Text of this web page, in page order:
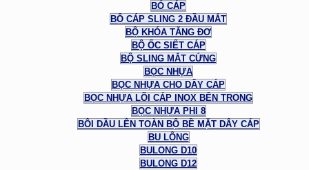
BÓ CÁP
BỘ CÁP SLING 2 ĐẦU MẮT
BỘ KHÓA TĂNG ĐƠ
BỘ ỐC SIẾT CÁP
BỘ SLING MẮT CỨNG
BỌC NHỰA
BỌC NHỰA CHO DÂY CÁP
BỌC NHỰA LÕI CÁP INOX BÊN TRONG
BỌC NHỰA PHI 8
BÔI DẦU LÊN TOÀN BỘ BỀ MẶT DÂY CÁP
BU LÔNG
BULONG D10
BULONG D12